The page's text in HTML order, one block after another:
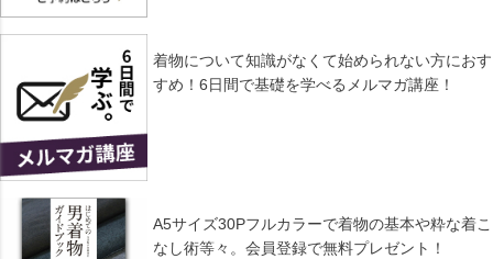
着物について知識がなくて始められない方におす
すめ！6日間で基礎を学べるメルマガ講座！
A5サイズ30Pフルカラーで着物の基本や粋な着こ
なし術等々。会員登録で無料プレゼント！